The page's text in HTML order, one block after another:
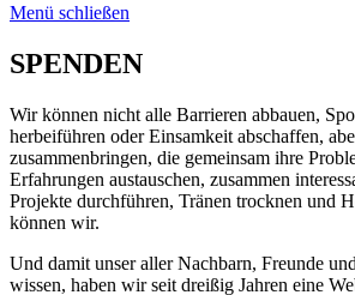
Menü schließen
SPENDEN
Wir können nicht alle Barrieren abbauen,
herbeiführen oder Einsamkeit abschaffen,
zusammenbringen, die gemeinsam ihre
Erfahrungen austauschen, zusammen
Projekte durchführen, Tränen trocknen und
können wir.
Und damit unser aller Nachbarn, Freunde
wissen, haben wir seit dreißig Jahren eine